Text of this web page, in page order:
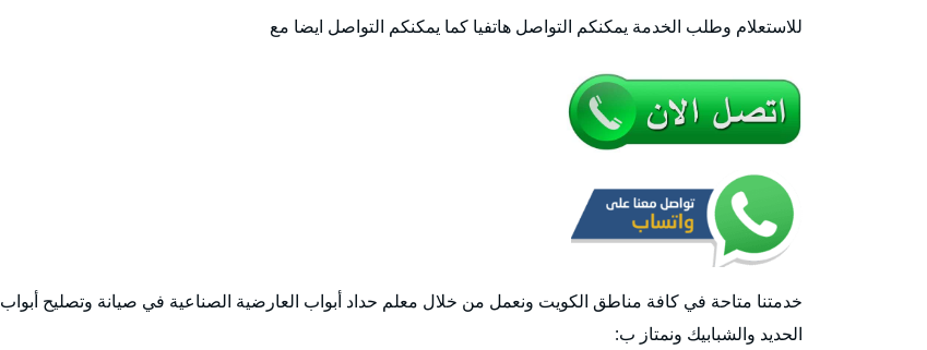
للاستعلام وطلب الخدمة يمكنكم التواصل هاتفيا كما يمكنكم التواصل ايضا مع
خدمتنا متاحة في كافة مناطق الكويت ونعمل من خلال معلم حداد أبواب العارضية الصناعية في صيانة وتصليح أبواب
الحديد والشبابيك ونمتاز ب: